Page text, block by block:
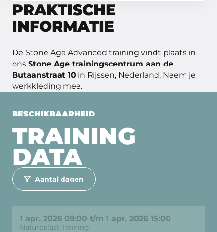
PRAKTISCHE
INFORMATIE
De Stone Age Advanced training vindt plaats in
ons Stone Age trainingscentrum aan de
Butaanstraat 10 in Rijssen, Nederland. Neem je
werkkleding mee.
BESCHIKBAARHEID
TRAINING
DATA
1 apr. 2026 09:00 t/m 1 apr. 2026 15:00
Natureplast Training